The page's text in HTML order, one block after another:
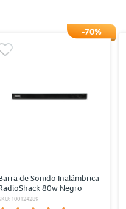
-70%
de Sonido Inalámbrica
80w Negro
100124289